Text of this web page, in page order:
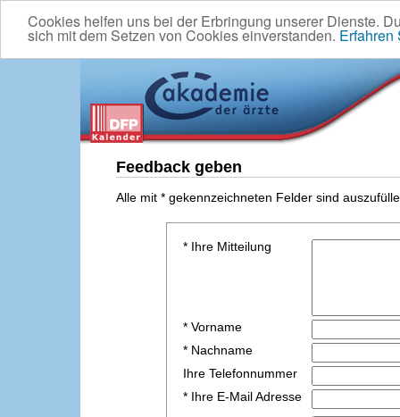
Cookies helfen uns bei der Erbringung unserer Dienste.
sich mit dem Setzen von Cookies einverstanden. Erfahren
Feedback geben
Alle mit * gekennzeichneten Felder sind
* Ihre Mitteilung
* Vorname
* Nachname
Ihre Telefonnummer
* Ihre E-Mail Adresse